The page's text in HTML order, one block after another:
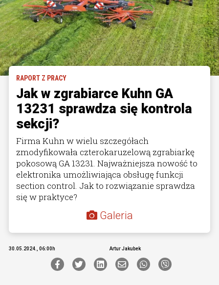
RAPORT Z PRACY
Jak w zgrabiarce Kuhn GA
13231 sprawdza się kontrola
sekcji?
Firma Kuhn w wielu szczegółach
zmodyfikowała czterokaruzelową zgrabiarkę
pokosową GA 13231. Najważniejsza nowość to
elektronika umożliwiająca obsługę funkcji
section control. Jak to rozwiązanie sprawdza
się w praktyce?
Galeria
30.05.2024., 06:00h Artur Jakubek